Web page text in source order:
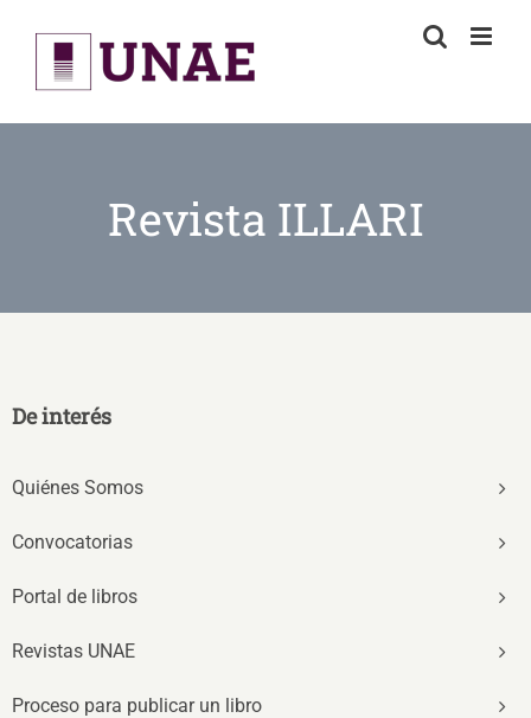
content
Revista ILLARI
De interés
Quiénes Somos
Convocatorias
Portal de libros
Revistas UNAE
Proceso para publicar un libro